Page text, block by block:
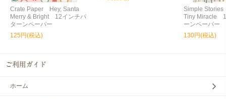
Crate Paper Hey, Santa
Merry & Bright 12インチパ
ターンペーパー
125円(税込)
Simple
Tiny Miracle
ーンペーパー
130円(税込)
ホーム